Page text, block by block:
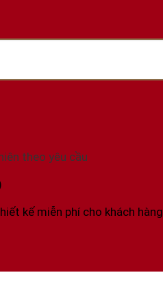
theo yêu cầu
kế miễn phí cho khách hàng